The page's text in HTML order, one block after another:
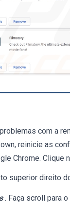
com a
reinicie as
Chrome. Clique
superior direito
. Faça scroll para